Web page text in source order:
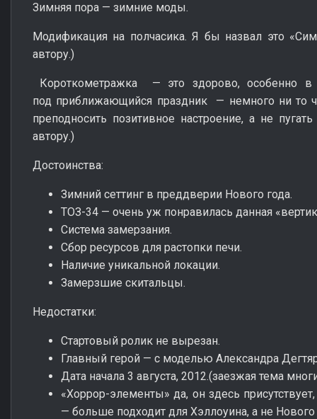
Зимняя пора — зимние моды.
Модификация на полчасика. Я бы назвал это
автору.)
Короткометражка — это здорово, особенно в
под приближающийся праздник — немного ни то
преподносить позитивное настроение, а не
автору.)
Достоинства:
Зимний сеттинг в преддверии Нового года.
ТОЗ-34 — очень уж понравилась данная
Система замерзания.
Сбор ресурсов для растопки печи.
Наличие уникальной локации.
Замерзшие скитальцы.
Недостатки:
Стартовый ролик не вырезан.
Главный герой — с моделью Александра
Дата начала 3 августа, 2012.(заезжая тема
«Хоррор-элементы» да, он здесь
— больше подходит для Хэллоуина, а не Нового